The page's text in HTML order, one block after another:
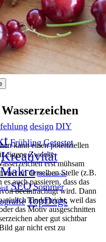
kann einen potenziellen
eigene Zwecke
erst mühsam
an derselben Stelle (z.B.
auch passieren, dass das
beeinträchtigt wird. Dann
kinderleicht, weil das
das Motiv ausgeschnitten
aber gut sichtbar
gar nicht erst zu
design DIY
Frühling Getestet
Kreativität
Makro Monochrom
SEO Sommer
TopDogs